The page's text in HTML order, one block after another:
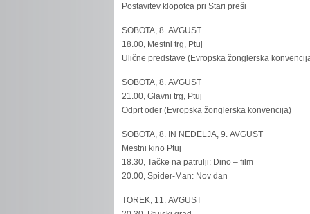
Postavitev klopotca pri Stari preši
SOBOTA, 8. AVGUST
18.00, Mestni trg, Ptuj
Ulične predstave (Evropska žonglerska
SOBOTA, 8. AVGUST
21.00, Glavni trg, Ptuj
Odprt oder (Evropska žonglerska konvencija)
SOBOTA, 8. IN NEDELJA, 9. AVGUST
Mestni kino Ptuj
18.30, Tačke na patrulji: Dino – film
20.00, Spider-Man: Nov dan
TOREK, 11. AVGUST